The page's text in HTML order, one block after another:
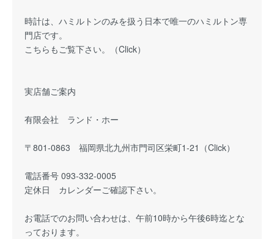
時計は、ハミルトンのみを扱う日本で唯一のハミルトン専
門店です。
こちらもご覧下さい。（Click）
実店舗ご案内
有限会社 ランド・ホー
〒801-0863 福岡県北九州市門司区栄町1-21（Click）
電話番号 093-332-0005
定休日 カレンダーご確認下さい。
お電話でのお問い合わせは、午前10時から午後6時迄とな
っております。